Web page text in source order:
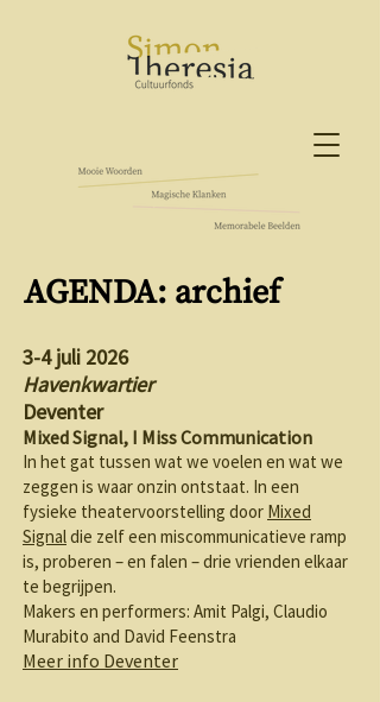
AGENDA: archief
3-4 juli 2026
Havenkwartier
Deventer
Mixed Signal, I Miss Communication
In het gat tussen wat we voelen en wat we
zeggen is waar onzin ontstaat. In een
fysieke theatervoorstelling door Mixed
Signaldie zelf een miscommunicatieve ramp
is, proberen – en falen – drie vrienden elkaar
te begrijpen.
Makers en performers: Amit Palgi, Claudio
Murabito and David Feenstra
Meer info Deventer